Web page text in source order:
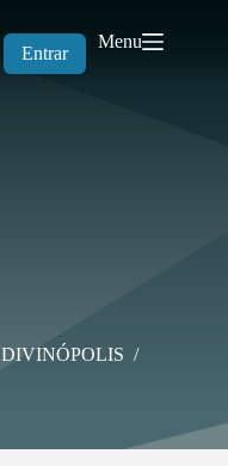
Entrar
Menu
DIVINÓPOLIS /